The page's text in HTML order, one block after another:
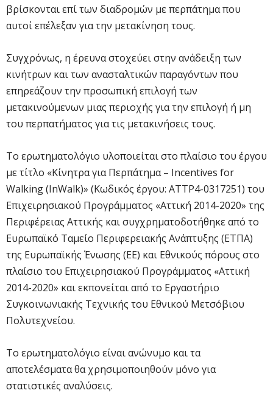
βρίσκονται επί των διαδρομών με περπάτημα που
αυτοί επέλεξαν για την μετακίνηση τους.
Συγχρόνως, η έρευνα στοχεύει στην ανάδειξη των
κινήτρων και των ανασταλτικών παραγόντων που
επηρεάζουν την προσωπική επιλογή των
μετακινούμενων μιας περιοχής για την επιλογή ή μη
του περπατήματος για τις μετακινήσεις τους.
Το ερωτηματολόγιο υλοποιείται στο πλαίσιο του έργου
με τίτλο «Κίνητρα για Περπάτημα – Incentives for
Walking (InWalk)» (Κωδικός έργου: ATTP4-0317251) του
Επιχειρησιακού Προγράμματος «Αττική 2014-2020» της
Περιφέρειας Αττικής και συγχρηματοδοτήθηκε από το
Ευρωπαϊκό Ταμείο Περιφερειακής Ανάπτυξης (ΕΤΠΑ)
της Ευρωπαϊκής Ένωσης (ΕΕ) και Εθνικούς πόρους στο
πλαίσιο του Επιχειρησιακού Προγράμματος «Αττική
2014-2020» και εκπονείται από το Εργαστήριο
Συγκοινωνιακής Τεχνικής του Εθνικού Μετσόβιου
Πολυτεχνείου.
Το ερωτηματολόγιο είναι ανώνυμο και τα
αποτελέσματα θα χρησιμοποιηθούν μόνο για
στατιστικές αναλύσεις.